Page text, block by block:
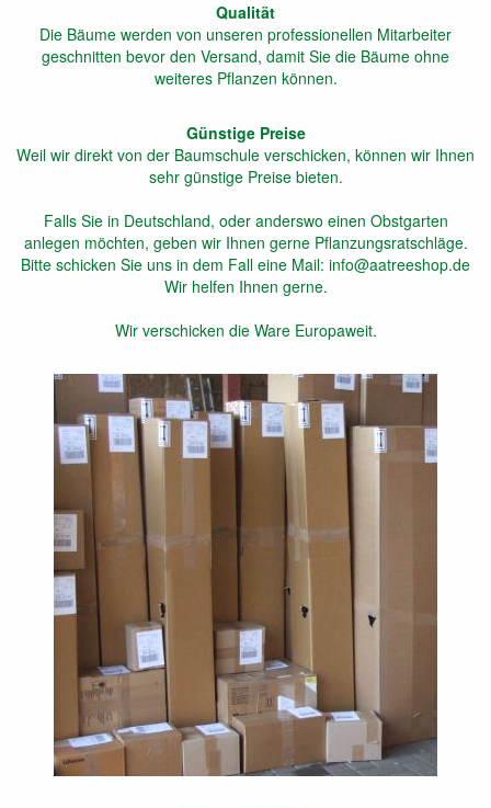
Qualität
Die Bäume werden von unseren professionellen Mitarbeiter
geschnitten bevor den Versand, damit Sie die Bäume ohne
weiteres Pflanzen können.
Günstige Preise
Weil wir direkt von der Baumschule verschicken, können wir Ihnen
sehr günstige Preise bieten.
Falls Sie in Deutschland, oder anderswo einen Obstgarten
anlegen möchten, geben wir Ihnen gerne Pflanzungsratschläge.
Bitte schicken Sie uns in dem Fall eine Mail: info@aatreeshop.de
Wir helfen Ihnen gerne.
Wir verschicken die Ware Europaweit.